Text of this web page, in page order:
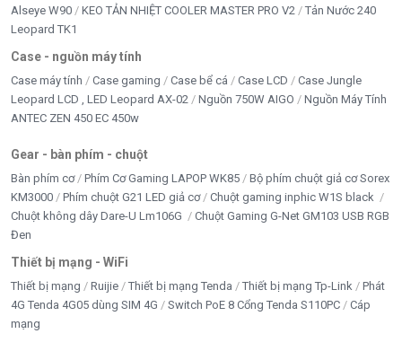
Alseye W90
KEO TẢN NHIỆT COOLER MASTER PRO V2
Tản Nước 240
Leopard TK1
Case - nguồn máy tính
Case máy tính Case gaming Case bể cá Case LCD
Case Jungle
Leopard LCD , LED Leopard AX-02
Nguồn 750W AIGO
Nguồn Máy Tính
ANTEC ZEN 450 EC 450w
Gear - bàn phím - chuột
Bàn phím cơ Phím Cơ Gaming LAPOP WK85
Bộ phím chuột giả cơ Sorex
KM3000
Phím chuột G21 LED giả cơ
Chuột gaming inphic W1S black
Chuột không dây Dare-U Lm106G
Chuột Gaming G-Net GM103 USB RGB
Đen
Thiết bị mạng - WiFi
Thiết bị mạng Ruijie Thiết bị mạng Tenda Thiết bị mạng Tp-Link
Phát
4G Tenda 4G05 dùng SIM 4G
Switch PoE 8 Cổng Tenda S110PC
Cáp
mạng